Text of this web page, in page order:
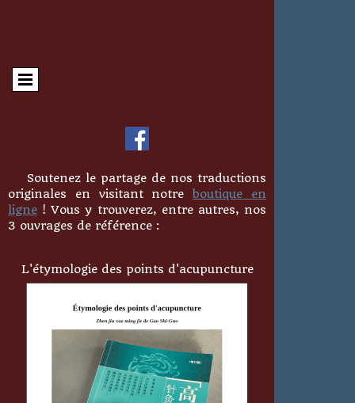
Soutenez le partage de nos traductions
originales en visitant notreboutique en
ligne ! Vous y trouverez, entre autres, nos
3 ouvrages de référence :
L'étymologie des points d'acupuncture